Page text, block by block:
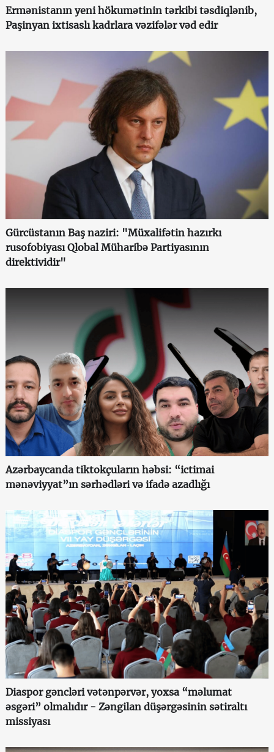
Ermənistanın yeni hökumətinin tərkibi təsdiqlənib,
Paşinyan ixtisaslı kadrlara vəzifələr vəd edir
Gürcüstanın Baş naziri: "Müxalifətin hazırkı
rusofobiyası Qlobal Müharibə Partiyasının
direktividir"
Azərbaycanda tiktokçuların həbsi: “ictimai
mənəviyyat”ın sərhədləri və ifadə azadlığı
Diaspor gəncləri vətənpərvər, yoxsa “məlumat
əsgəri” olmalıdır - Zəngilan düşərgəsinin sətiraltı
missiyası